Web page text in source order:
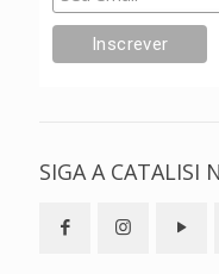
SIGA A CATALISI